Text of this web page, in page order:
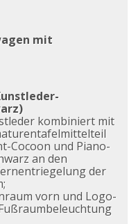
mit
kombiniert mit
Cocoon und Piano-
an den
der
vorn und Logo-